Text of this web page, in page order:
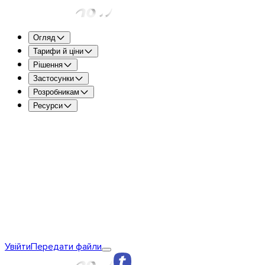
Огляд
Тарифи й ціни
Рішення
Застосунки
Розробникам
Ресурси
УвійтиПередати файли